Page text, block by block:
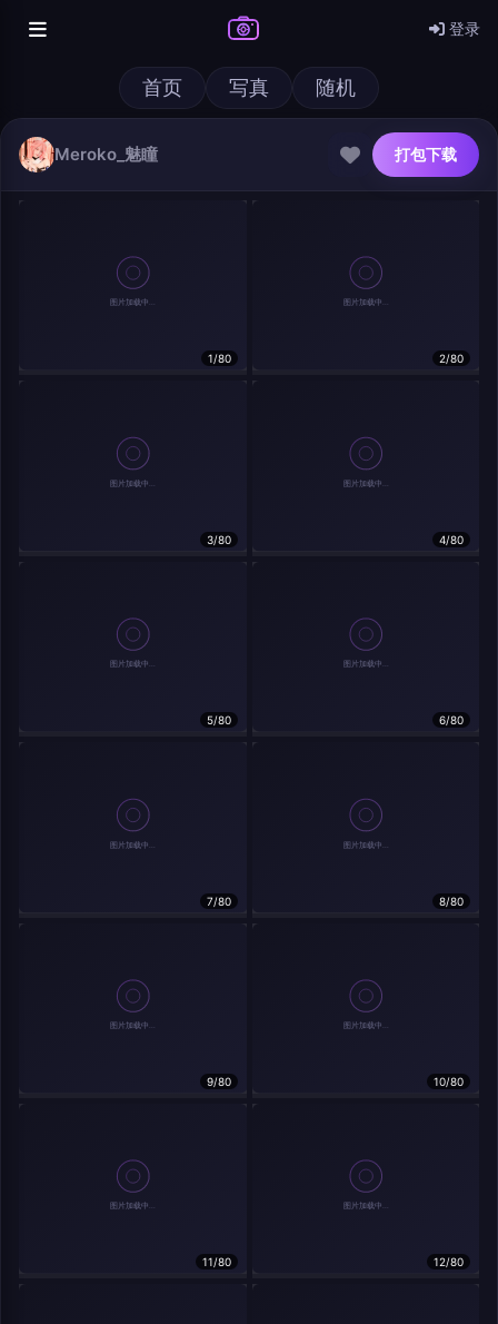
登录
首页 写真 随机
Meroko_魅瞳 打包下载
1/80 2/80
3/80 4/80
5/80 6/80
7/80 8/80
9/80 10/80
11/80 12/80
@author 打包下载
实时弹幕
弹幕会在下方多行滚动展示；匿名发送有数量和频率限制。